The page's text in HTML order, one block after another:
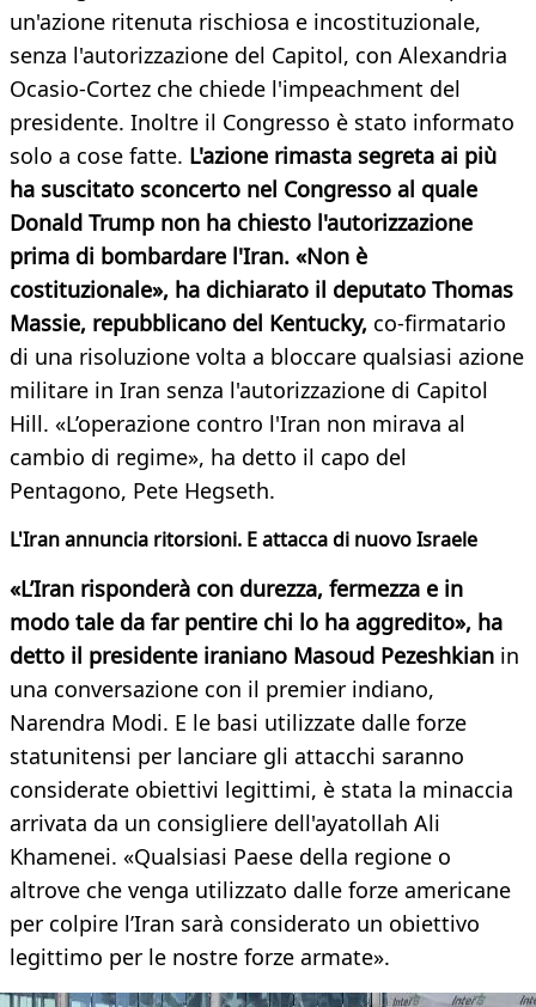
un'azione ritenuta rischiosa e incostituzionale,
senza l'autorizzazione del Capitol, con Alexandria
Ocasio-Cortez che chiede l'impeachment del
presidente. Inoltre il Congresso è stato informato
solo a cose fatte. L'azione rimasta segreta ai più
ha suscitato sconcerto nel Congresso al quale
Donald Trump non ha chiesto l'autorizzazione
prima di bombardare l'Iran. «Non è
costituzionale», ha dichiarato il deputato Thomas
Massie, repubblicano del Kentucky, co-firmatario
di una risoluzione volta a bloccare qualsiasi azione
militare in Iran senza l'autorizzazione di Capitol
Hill. «L’operazione contro l'Iran non mirava al
cambio di regime», ha detto il capo del
Pentagono, Pete Hegseth.
L'Iran annuncia ritorsioni. E attacca di nuovo Israele
«L’Iran risponderà con durezza, fermezza e in
modo tale da far pentire chi lo ha aggredito», ha
detto il presidente iraniano Masoud Pezeshkian in
una conversazione con il premier indiano,
Narendra Modi. E le basi utilizzate dalle forze
statunitensi per lanciare gli attacchi saranno
considerate obiettivi legittimi, è stata la minaccia
arrivata da un consigliere dell'ayatollah Ali
Khamenei. «Qualsiasi Paese della regione o
altrove che venga utilizzato dalle forze americane
per colpire l’Iran sarà considerato un obiettivo
legittimo per le nostre forze armate».